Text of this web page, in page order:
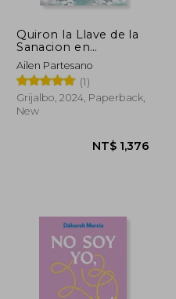
Quiron la Llave de la
Sanacion en
Astrologia(envio
gratis) (in Spanish)
Ailen Partesano
(1)
Grijalbo, 2024, Paperback,
New